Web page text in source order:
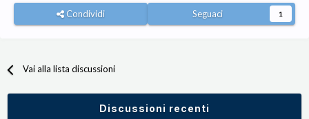
Condividi Seguaci 1
Vai alla lista discussioni
Discussioni recenti